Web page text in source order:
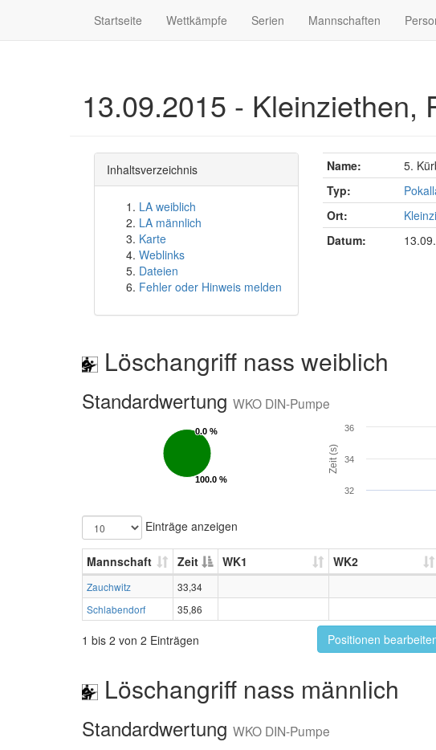
Startseite Wettkämpfe Serien Mannschaften
13.09.2015 - Kleinziethen,
Inhaltsverzeichnis
LA weiblich
LA männlich
Karte
Weblinks
Dateien
Fehler oder Hinweis melden
Name:
5.
Typ:
Ort:
Datum:
Löschangriff nass weiblich
Standardwertung WKO DIN-Pumpe
0.0 %
0.0 %
100.0 %
100.0 %
Zeit (s)
32
34
36
Einträge anzeigen
Mannschaft Zeit WK1 WK2
Zauchwitz
33,34
Schlabendorf
35,86
1 bis 2 von 2 Einträgen Positionen
Löschangriff nass männlich
Standardwertung WKO DIN-Pumpe